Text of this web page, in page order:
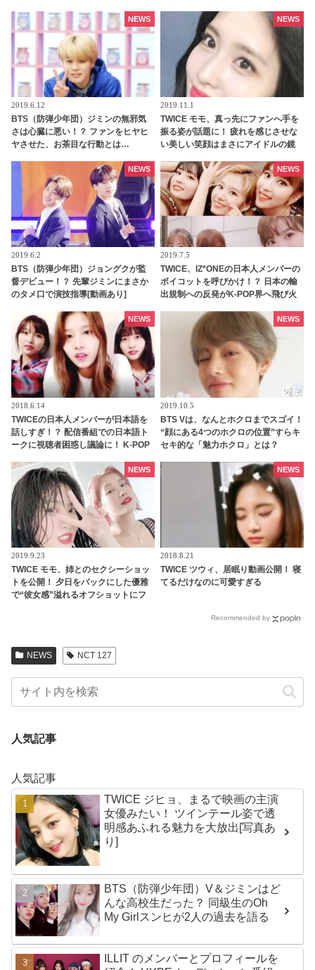
2019.6.12
BTS（防弾少年団）ジミンの無邪気
さは心臓に悪い！？ ファンをヒヤヒ
ヤさせた、お茶目な行動とは…
NEWS
2019.11.1
TWICE モモ、真っ先にファンへ手を
振る姿が話題に！ 疲れを感じさせな
い美しい笑顔はまさにアイドルの鏡
NEWS
2019.6.2
BTS（防弾少年団）ジョングクが監
督デビュー！？ 先輩ジミンにまさか
のタメ口で演技指導[動画あり]
NEWS
2019.7.5
TWICE、IZ*ONEの日本人メンバーの
ボイコットを呼びかけ！？ 日本の輸
出規制への反発がK-POP界へ飛び火
NEWS
2018.6.14
TWICEの日本人メンバーが日本語を
話しすぎ！？ 配信番組での日本語ト
ークに視聴者困惑し議論に！ K-POP
NEWS
2019.10.5
BTS Vは、なんとホクロまでスゴイ！
“顔にある4つのホクロの位置”すらキ
セキ的な「魅力ホクロ」とは？
NEWS
2019.9.23
TWICE モモ、姉とのセクシーショッ
トを公開！ 夕日をバックにした優雅
で“彼女感”溢れるオフショットにフ
NEWS
2018.8.21
TWICE ツウィ、居眠り動画公開！ 寝
てるだけなのに可愛すぎる
NEWS
Recommended by
NEWS NCT 127
人気記事
人気記事
TWICE ジヒョ、まるで映画の主演
女優みたい！ ツインテール姿で透
明感あふれる魅力を大放出[写真あ
り]
BTS（防弾少年団）V＆ジミンはど
んな高校生だった？ 同級生のOh
My Girlスンヒが2人の過去を語る
ILLIT のメンバーとプロフィールを